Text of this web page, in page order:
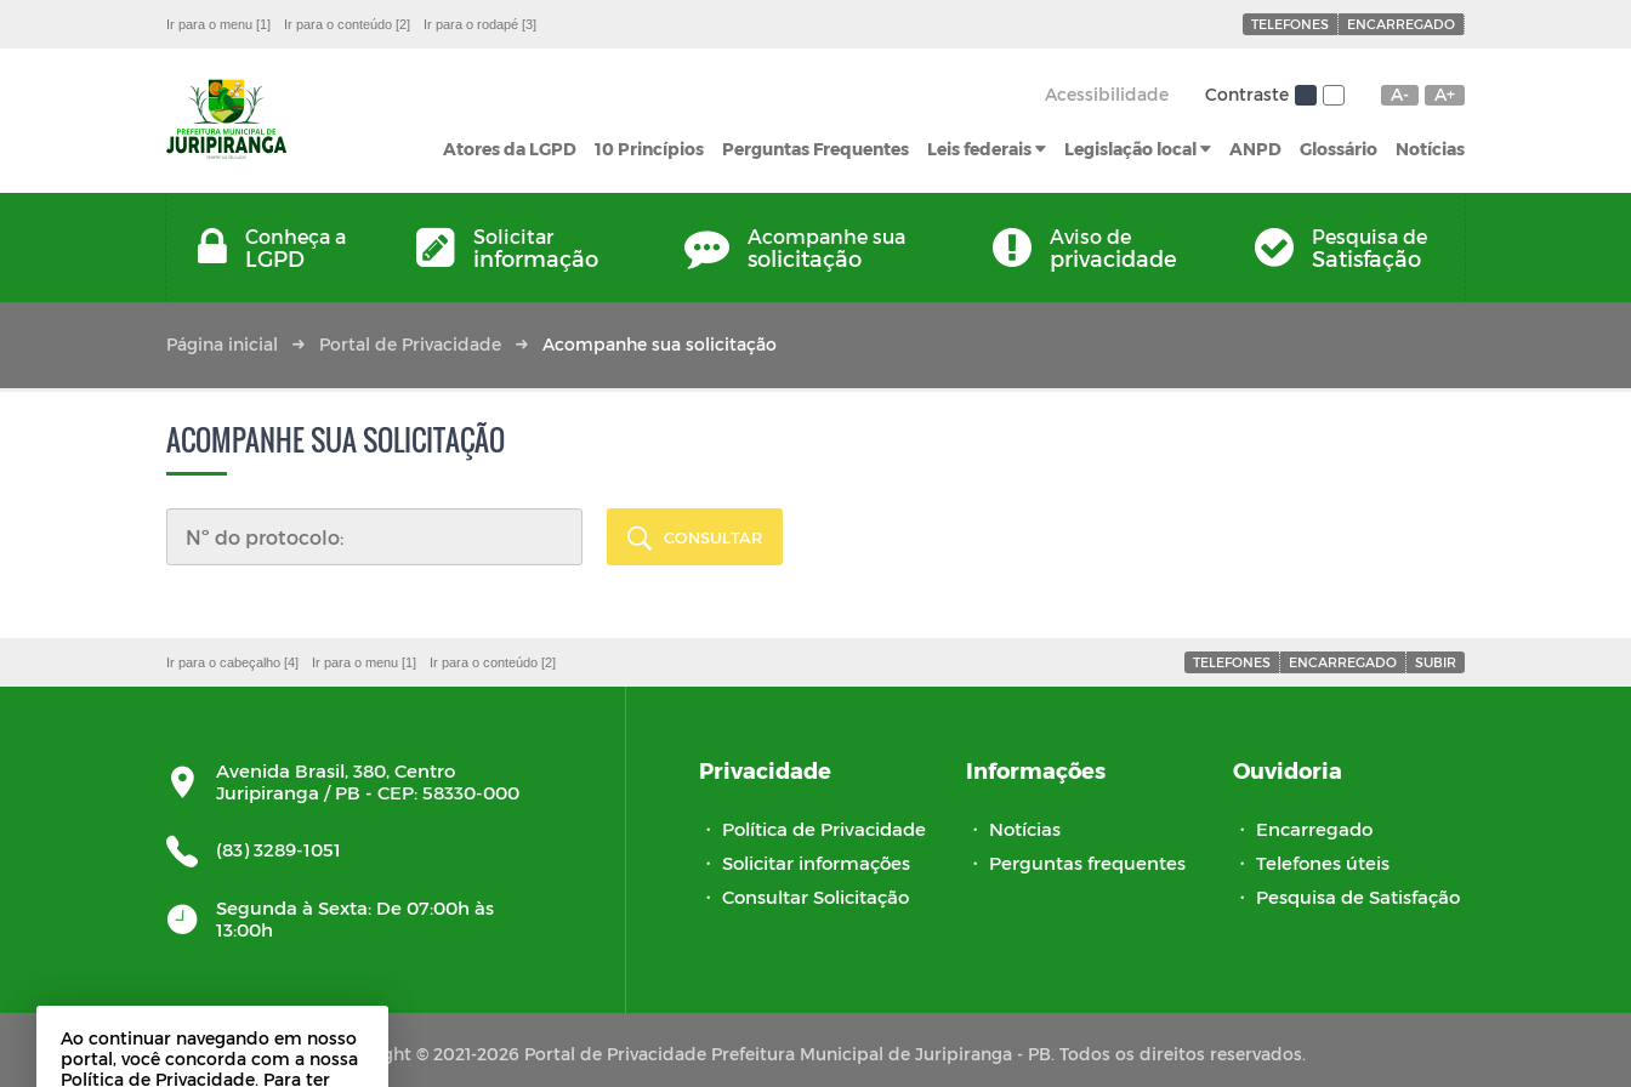
Ir para o menu [1] Ir para o conteúdo [2] Ir para o rodapé [3] TELEFONES ENCARREGADO
A- A+
Contraste
Acessibilidade
Atores da LGPD 10 Princípios Perguntas Frequentes Leis federais Legislação local ANPD Glossário Notícias
Conheça a
LGPD
Solicitar
informação
Acompanhe sua
solicitação
Aviso de
privacidade
Pesquisa de
Satisfação
Página inicial Portal de Privacidade Acompanhe sua solicitação
ACOMPANHE SUA SOLICITAÇÃO
CONSULTAR
Ir para o cabeçalho [4] Ir para o menu [1] Ir para o conteúdo [2] TELEFONES ENCARREGADO SUBIR
Avenida Brasil, 380, Centro
Juripiranga / PB - CEP: 58330-000
(83) 3289-1051
Segunda à Sexta: De 07:00h às
13:00h
Privacidade
・ Política de Privacidade
・ Solicitar informações
・ Consultar Solicitação
Informações
・ Notícias
・ Perguntas frequentes
Ouvidoria
・ Encarregado
・ Telefones úteis
・ Pesquisa de Satisfação
Copyright © 2021-2026 Portal de Privacidade Prefeitura Municipal de Juripiranga - PB. Todos os direitos reservados.
Ao continuar navegando em nosso
portal, você concorda com a nossa
Política de Privacidade. Para ter